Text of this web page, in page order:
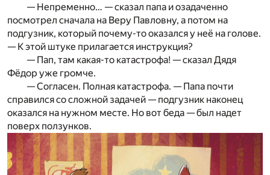
— Непременно… — сказал папа и озадаченно
посмотрел сначала на Веру Павловну, а потом на
подгузник, который почему-то оказался у неё на голове.
— К этой штуке прилагается инструкция?
— Пап, там какая-то катастрофа! — сказал Дядя
Фёдор уже громче.
— Согласен. Полная катастрофа. — Папа почти
справился со сложной задачей — подгузник наконец
оказался на нужном месте. Но вот беда — был надет
поверх ползунков.